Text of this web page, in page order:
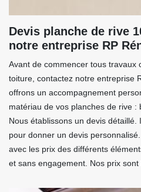
Devis planche de rive
notre entreprise RP
Avant de commencer tous travaux
toiture, contactez notre entreprise
offrons un accompagnement
matériau de vos planches de rive :
Nous établissons un devis
pour donner un devis
avec les prix des différents
et sans engagement. Nos prix sont